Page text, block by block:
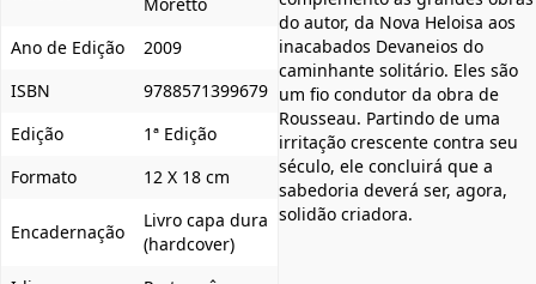
Ano de Edição
2009
ISBN
9788571399679
Edição
1ª Edição
Formato
12 X 18 cm
Encadernação
Livro capa dura
(hardcover)
do autor, da Nova Heloisa aos
inacabados Devaneios do
caminhante solitário. Eles são
um fio condutor da obra de
Rousseau. Partindo de uma
irritação crescente contra seu
século, ele concluirá que a
sabedoria deverá ser, agora,
solidão criadora.